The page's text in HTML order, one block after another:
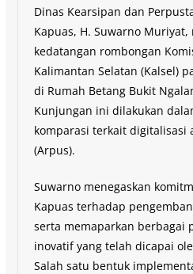
Dinas Kearsipan dan
Kapuas, H. Suwarno
kedatangan rombongan
Kalimantan Selatan (Kalsel)
di Rumah Betang Bukit
Kunjungan ini dilakukan
komparasi terkait digitalisasi
(Arpus).
Suwarno menegaskan
Kapuas terhadap
serta memaparkan berbagai
inovatif yang telah dicapai
Salah satu bentuk